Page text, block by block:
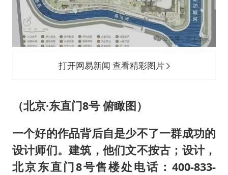
打开网易新闻 查看精彩图片
（北京·东直门8号 俯瞰图）
一个好的作品背后自是少不了一群成功的
设计师们。建筑，他们文不按古；设计，
北京东直门8号售楼处电话：400-833-